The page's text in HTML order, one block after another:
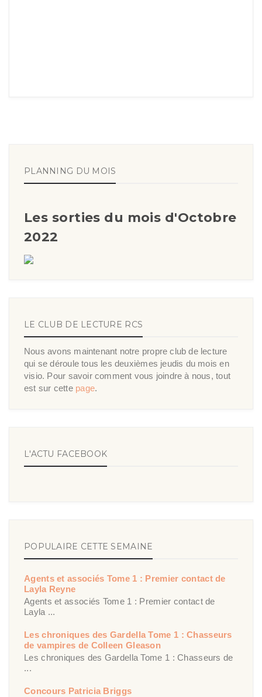
PLANNING DU MOIS
Les sorties du mois d'Octobre
2022
LE CLUB DE LECTURE RCS
Nous avons maintenant notre propre club de lecture
qui se déroule tous les deuxièmes jeudis du mois en
visio. Pour savoir comment vous joindre à nous, tout
est sur cette page.
L'ACTU FACEBOOK
POPULAIRE CETTE SEMAINE
Agents et associés Tome 1 : Premier contact de
Layla Reyne
Agents et associés Tome 1 : Premier contact de
Layla ...
Les chroniques des Gardella Tome 1 : Chasseurs
de vampires de Colleen Gleason
Les chroniques des Gardella Tome 1 : Chasseurs de
...
Concours Patricia Briggs